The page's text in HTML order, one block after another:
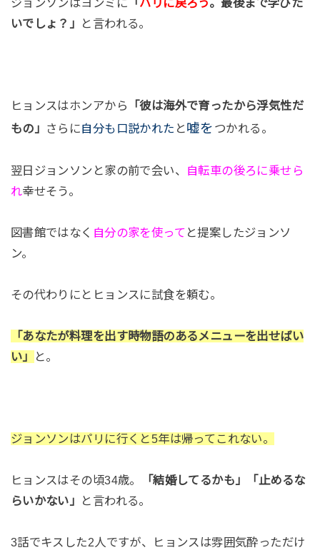
ジョンソンはヨンミに 「 パリに戻ろう。最後まで学びた
いでしょ？」
と言われる。
ヒョンスはホンアから
「彼は海外で育ったから浮気性だ
もの」
さらに自分も口説かれた と嘘を つかれる。
翌日ジョンソンと家の前で会い、
自転車の後ろに乗せら
れ幸せそう。
図書館ではなく 自分の家を使って と提案したジョンソ
ン。
その代わりにとヒョンスに試食を頼む。
「あなたが料理を出す時物語のあるメニューを出せばい
い」
と。
ジョンソンはパリに行くと5年は帰ってこれない。
ヒョンスはその頃34歳。
「結婚してるかも」「止めるな
らいかない」
と言われる。
3話でキスした2人ですが、ヒョンスは雰囲気酔っただけ